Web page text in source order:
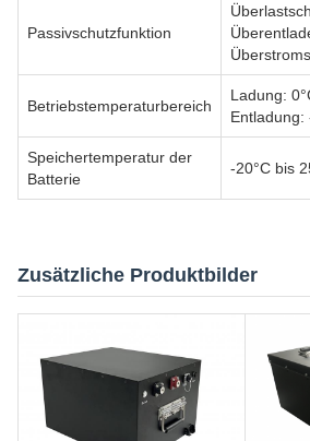
Passivschutzfunktion
Betriebstemperaturbereich
Ladung:
Entladung:
Speichertemperatur der
Batterie
-20°C bis
Zusätzliche Produktbilder